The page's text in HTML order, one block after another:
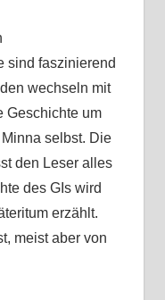
sind faszinierend
wechseln mit
Geschichte um
selbst. Die
den Leser alles
des GIs wird
erzählt.
meist aber von